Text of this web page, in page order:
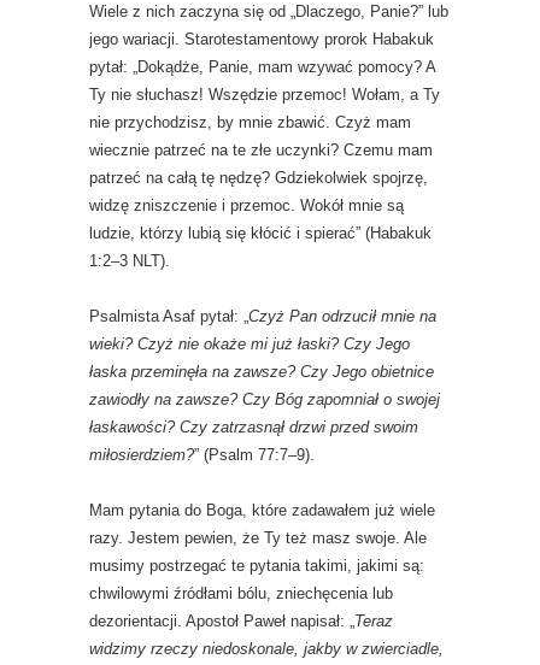
Wiele z nich zaczyna się od „Dlaczego, Panie?” lub
jego wariacji. Starotestamentowy prorok Habakuk
pytał: „Dokądże, Panie, mam wzywać pomocy? A
Ty nie słuchasz! Wszędzie przemoc! Wołam, a Ty
nie przychodzisz, by mnie zbawić. Czyż mam
wiecznie patrzeć na te złe uczynki? Czemu mam
patrzeć na całą tę nędzę? Gdziekolwiek spojrzę,
widzę zniszczenie i przemoc. Wokół mnie są
ludzie, którzy lubią się kłócić i spierać” (Habakuk
1:2–3 NLT).
Psalmista Asaf pytał: „ Czyż Pan odrzucił mnie na
wieki? Czyż nie okaże mi już łaski? Czy Jego
łaska przeminęła na zawsze? Czy Jego obietnice
zawiodły na zawsze? Czy Bóg zapomniał o swojej
łaskawości? Czy zatrzasnął drzwi przed swoim
miłosierdziem?” (Psalm 77:7–9).
Mam pytania do Boga, które zadawałem już wiele
razy. Jestem pewien, że Ty też masz swoje. Ale
musimy postrzegać te pytania takimi, jakimi są:
chwilowymi źródłami bólu, zniechęcenia lub
dezorientacji. Apostoł Paweł napisał: „ Teraz
widzimy rzeczy niedoskonale, jakby w zwierciadle,